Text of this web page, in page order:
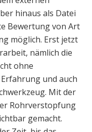
hinaus als Datei
Bewertung von Art
möglich. Erst jetzt
nämlich die
ohne
und auch
Mit der
Rohrverstopfung
gemacht.